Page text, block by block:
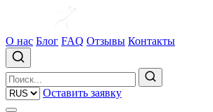
О нас Блог FAQ Отзывы Контакты
Оставить заявку